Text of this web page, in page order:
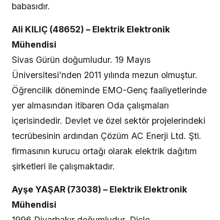
babasıdır.
Ali KILIÇ (48652) – Elektrik Elektronik
Mühendisi
Sivas Gürün doğumludur. 19 Mayıs
Üniversitesi’nden 2011 yılında mezun olmuştur.
Öğrencilik döneminde EMO-Genç faaliyetlerinde
yer almasından itibaren Oda çalışmaları
içerisindedir. Devlet ve özel sektör projelerindeki
tecrübesinin ardından Çözüm AC Enerji Ltd. Şti.
firmasının kurucu ortağı olarak elektrik dağıtım
şirketleri ile çalışmaktadır.
Ayşe YAŞAR (73038) – Elektrik Elektronik
Mühendisi